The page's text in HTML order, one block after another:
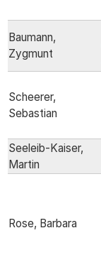
Baumann,
Zygmunt
Scheerer,
Sebastian
Seeleib-Kaiser,
Martin
Rose, Barbara